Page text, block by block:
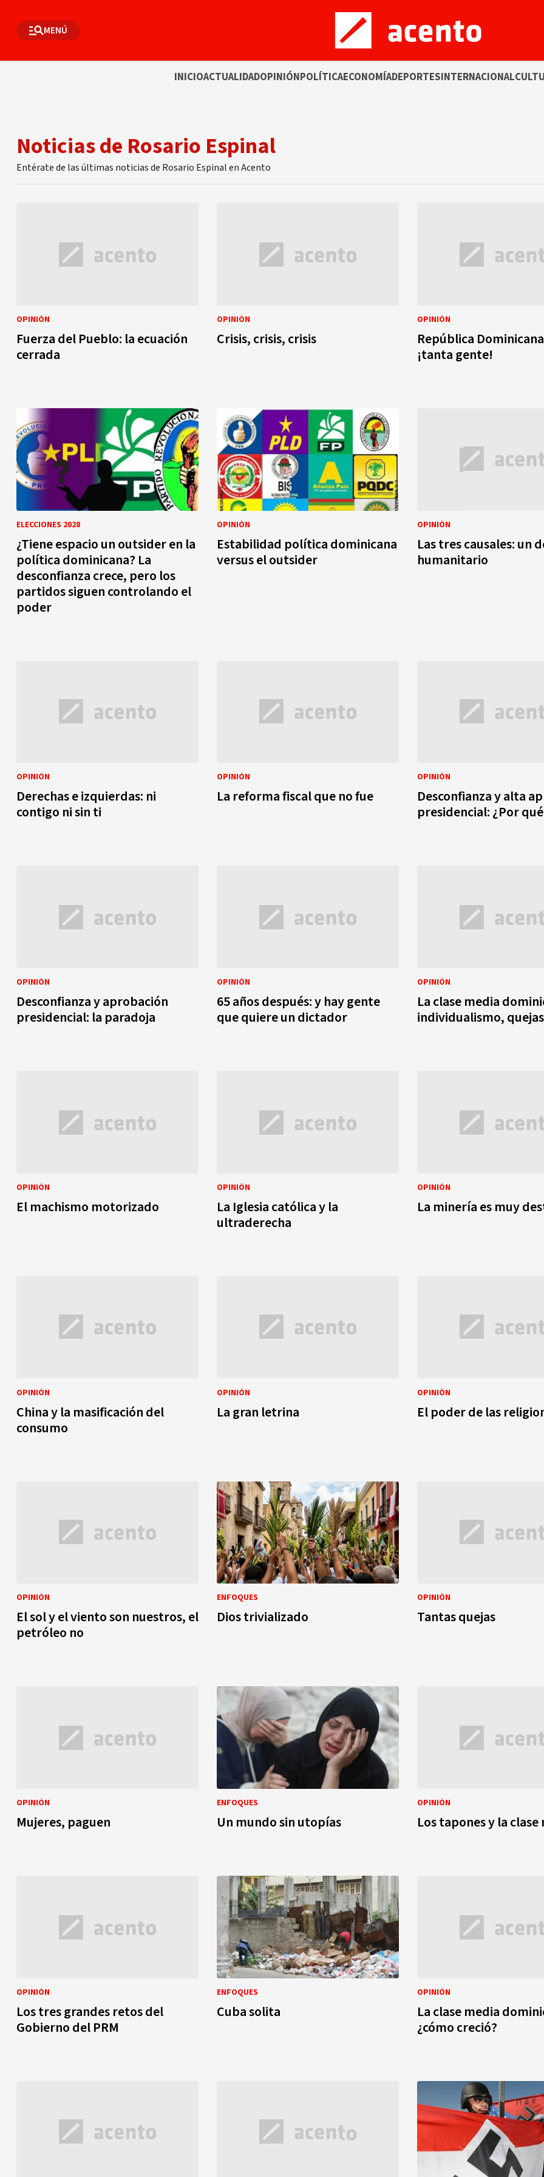
MENÚ
INICIOACTUALIDADOPINIÓNPOLÍTICAECONOMÍADEPORTESINTERNACIONAL
Noticias de Rosario Espinal
Entérate de las últimas noticias de Rosario Espinal en Acento
OPINIÓN
Fuerza del Pueblo: la ecuación
cerrada
OPINIÓN
Crisis, crisis, crisis
OPINIÓN
República
¡tanta gente!
ELECCIONES 2028
¿Tiene espacio un outsider en la
política dominicana? La
desconfianza crece, pero los
partidos siguen controlando el
poder
OPINIÓN
Estabilidad política dominicana
versus el outsider
OPINIÓN
Las tres causales: un
humanitario
OPINIÓN
Derechas e izquierdas: ni
contigo ni sin ti
OPINIÓN
La reforma fiscal que no fue
OPINIÓN
Desconfianza y alta
presidencial: ¿Por
OPINIÓN
Desconfianza y aprobación
presidencial: la paradoja
OPINIÓN
65 años después: y hay gente
que quiere un dictador
OPINIÓN
La clase media
individualismo,
OPINIÓN
El machismo motorizado
OPINIÓN
La Iglesia católica y la
ultraderecha
OPINIÓN
La minería es muy
OPINIÓN
China y la masificación del
consumo
OPINIÓN
La gran letrina
OPINIÓN
El poder de las
OPINIÓN
El sol y el viento son nuestros, el
petróleo no
ENFOQUES
Dios trivializado
OPINIÓN
Tantas quejas
OPINIÓN
Mujeres, paguen
ENFOQUES
Un mundo sin utopías
OPINIÓN
Los tapones y la
OPINIÓN
Los tres grandes retos del
Gobierno del PRM
ENFOQUES
Cuba solita
OPINIÓN
La clase media
¿cómo creció?